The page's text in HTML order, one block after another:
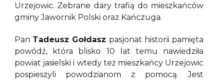
Urzejowic. Zebrane dary trafią do mieszkańców
gminy Jawornik Polski oraz Kańczuga.
Pan Tadeusz Gołdasz pasjonat historii pamięta
powódź, która blisko 10 lat temu nawiedziła
powiat jasielski i wtedy też mieszkańcy Urzejowic
pospieszyli powodzianom z pomocą. Jest